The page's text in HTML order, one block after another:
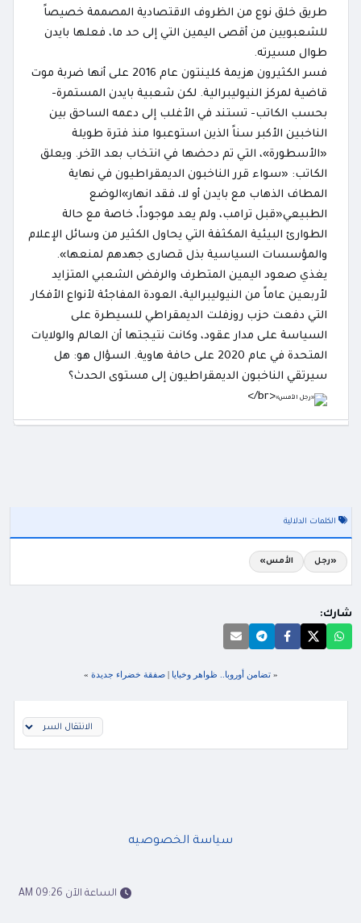
طريق خلق نوع من الظروف الاقتصادية المصممة خصيصاً
للشعبويين من أقصى اليمين التي إلى حد ما، فعلها بايدن
طوال مسيرته.
فسر الكثيرون هزيمة كلينتون عام 2016 على أنها ضربة موت
قاضية لمركز النيوليبرالية. لكن شعبية بايدن المستمرة-
بحسب الكاتب- تستند في الأغلب إلى دعمه الساحق بين
الناخبين الأكبر سناً الذين استوعبوا منذ فترة طويلة
«الأسطورة»، التي تم دحضها في انتخاب بعد الآخر. ويعلق
الكاتب: «سواء قرر الناخبون الديمقراطيون في نهاية
المطاف الذهاب مع بايدن أو لا، فقد انهار»الوضع
الطبيعي«قبل ترامب، ولم يعد موجوداً، خاصة مع حالة
الطوارئ البيئية المكثفة التي يحاول الكثير من وسائل الإعلام
والمؤسسات السياسية بذل قصارى جهدهم لمنعها».
يغذي صعود اليمين المتطرف والرفض الشعبي المتزايد
لأربعين عاماً من النيوليبرالية، العودة المفاجئة لأنواع الأفكار
التي دفعت حزب روزفلت الديمقراطي للسيطرة على
السياسة على مدار عقود، وكانت نتيجتها أن العالم والولايات
المتحدة في عام 2020 على حافة هاوية. السؤال هو: هل
سيرتقي الناخبون الديمقراطيون إلى مستوى الحدث؟
<br/>
الكلمات الدلالية
«رجل الأمس»
شارك:
«تضامن أوروبا.. ظواهر وخبايا |صفقة خضراء جديدة »
سياسة الخصوصيه
الساعة الآن 09:26 AM